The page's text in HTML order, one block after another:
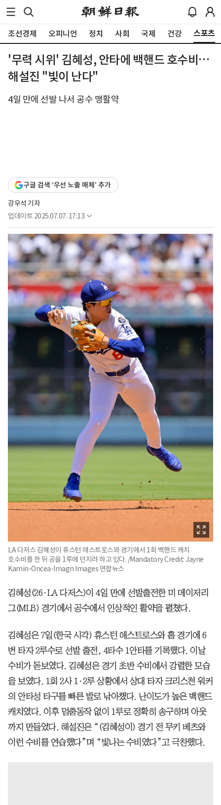
조선경제 오피니언 정치 사회 국제 건강 스포츠
'무력 시위' 김혜성, 안타에 백핸드 호수비…
해설진 "빛이 난다"
4일 만에 선발 나서 공수 맹활약
구글 검색 ‘우선 노출 매체’ 추가
강우석 기자
업데이트 2025.07.07. 17:13
LA 다저스 김혜성이 휴스턴 애스트로스와 경기에서 1회 백핸드 캐치
호수비를 한 뒤 공을 1루에 던지려 하고 있다. /Mandatory Credit: Jayne
Kamin-Oncea-Imagn Images 연합뉴스
김혜성(26·LA 다저스)이 4일 만에 선발출전한 미 메이저리
그(MLB) 경기에서 공수에서 인상적인 활약을 펼쳤다.
김혜성은 7일(한국 시각) 휴스턴 애스트로스와 홈 경기에 6
번 타자 2루수로 선발 출전, 4타수 1안타를 기록했다. 이날
수비가 돋보였다. 김혜성은 경기 초반 수비에서 강렬한 모습
을 보였다. 1회 2사 1·2루 상황에서 상대 타자 크리스천 워커
의 안타성 타구를 빠른 발로 낚아챘다. 난이도가 높은 백핸드
캐치였다. 이후 멈춤동작 없이 1루로 정확히 송구하며 아웃
까지 만들었다. 해설진은 “(김혜성이) 경기 전 무키 베츠와
이런 수비를 연습했다”며 “빛나는 수비였다”고 극찬했다.